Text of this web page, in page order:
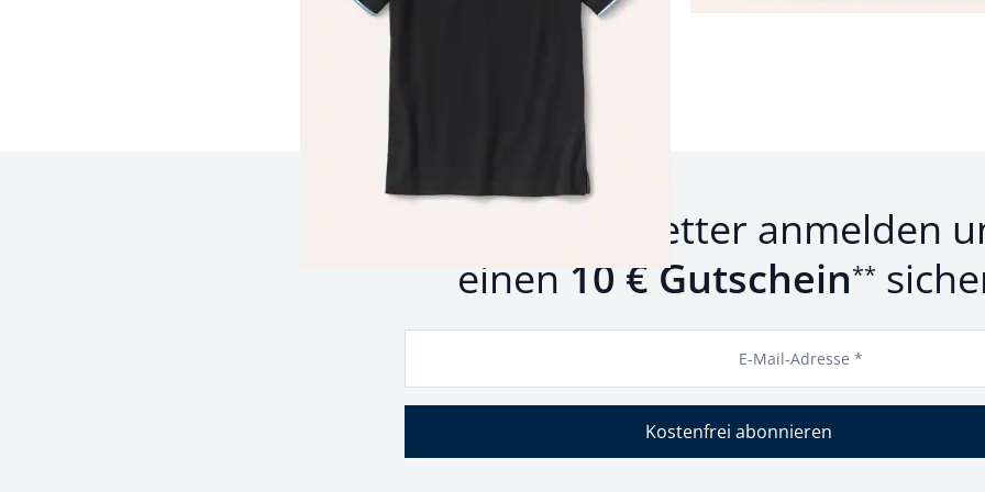
Seite 1 geladen. Zeige Produkte 1 bis 4 von 4.
Zum Newsletter anmelden
einen 10 € Gutschein**
E-Mail-Adresse *
Kostenfrei abonnieren